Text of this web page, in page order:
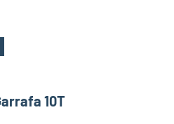
10T